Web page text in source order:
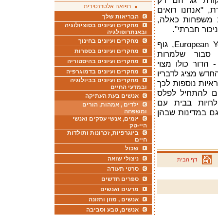
"אנחנו רואים
משפחות כאלה,
חברתי".
פיטר מטיאסיק, נשיא European Youth Forum, גוף
סבור שלמרות
כולו מצוי
מציג לדבריו
נוספות לכך
להתחיל לפלס
בבית עם
במדינות שבהן
דף הבית
רפואה אלטרנטיבית
הבריאות שלך
מחקרים ועיונים בסוציולוגיה
ובאנתרופולגיה
מחקרים ועיונים בחינוך
מחקרים ועיונים בספרות
מחקרים ועיונים בהיסטוריה
מחקרים ועיונים בדמוגרפיה
מחקרים ועיונים בביולוגיה
ובמדעי החיים
אנשים בעת העתיקה
ילדים , אמהות, הורים
ומשפחה
יזמים, אנשי עסקים ואנשי
היי-טק
ביוגרפיות, זכרונות ותולדות
חיים
שכול
ניצולי שואה
סרטי תעודה
ספרים חדשים
מדעים ואנשים
אנשים , מזון ותזונה
אנשים, טבע וסביבה